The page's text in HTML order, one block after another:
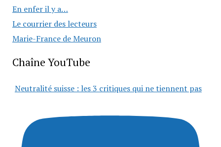
En enfer il y a…
Le courrier des lecteurs
Marie-France de Meuron
Chaîne YouTube
Neutralité suisse : les 3 critiques qui ne tiennent pas